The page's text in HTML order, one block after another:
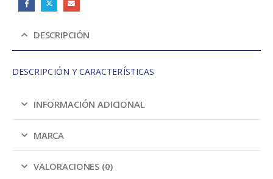
DESCRIPCIÓN
DESCRIPCIÓN Y CARACTERÍSTICAS
INFORMACIÓN ADICIONAL
MARCA
VALORACIONES (0)